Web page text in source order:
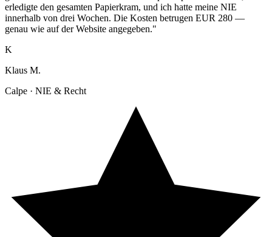
erledigte den gesamten Papierkram, und ich hatte meine NIE
innerhalb von drei Wochen. Die Kosten betrugen EUR 280 —
genau wie auf der Website angegeben."
K
Klaus M.
Calpe · NIE & Recht